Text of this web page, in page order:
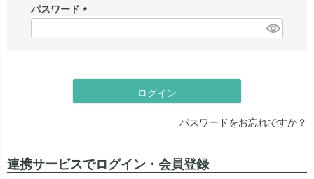
)
パスワード
必
ログイン
パスワードをお忘れですか？
連携サービスでログイン・会員登録